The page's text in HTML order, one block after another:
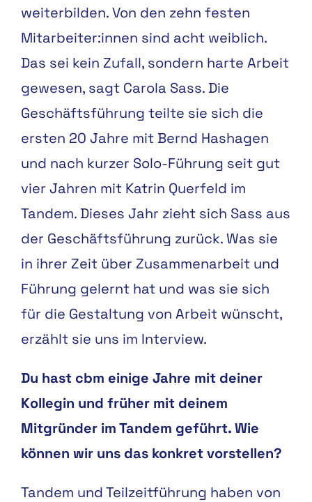
weiterbilden. Von den zehn festen
Mitarbeiter:innen sind acht weiblich.
Das sei kein Zufall, sondern harte Arbeit
gewesen, sagt Carola Sass. Die
Geschäftsführung teilte sie sich die
ersten 20 Jahre mit Bernd Hashagen
und nach kurzer Solo-Führung seit gut
vier Jahren mit Katrin Querfeld im
Tandem. Dieses Jahr zieht sich Sass aus
der Geschäftsführung zurück. Was sie
in ihrer Zeit über Zusammenarbeit und
Führung gelernt hat und was sie sich
für die Gestaltung von Arbeit wünscht,
erzählt sie uns im Interview.
Du hast cbm einige Jahre mit deiner
Kollegin und früher mit deinem
Mitgründer im Tandem geführt. Wie
können wir uns das konkret vorstellen?
Tandem und Teilzeitführung haben von